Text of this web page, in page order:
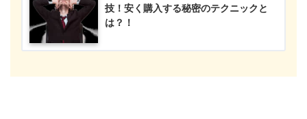
技！安く購入する秘密のテクニックと
は？！